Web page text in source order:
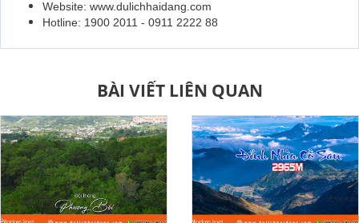
Website: www.dulichhaidang.com
Hotline: 1900 2011 - 0911 2222 88
BÀI VIẾT LIÊN QUAN